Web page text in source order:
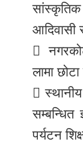
आदिवासी

लामा

सम्बन्धित
पर्यटन